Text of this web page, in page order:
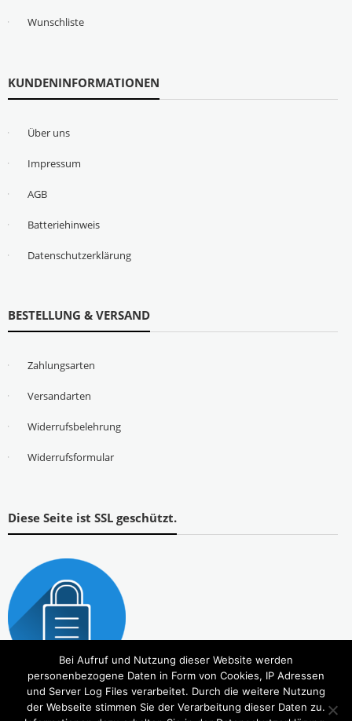
Wunschliste
KUNDENINFORMATIONEN
Über uns
Impressum
AGB
Batteriehinweis
Datenschutzerklärung
BESTELLUNG & VERSAND
Zahlungsarten
Versandarten
Widerrufsbelehrung
Widerrufsformular
Diese Seite ist SSL geschützt.
Bei Aufruf und Nutzung dieser Website werden
personenbezogene Daten in Form von Cookies, IP Adressen
und Server Log Files verarbeitet. Durch die weitere Nutzung
der Webseite stimmen Sie der Verarbeitung dieser Daten zu.